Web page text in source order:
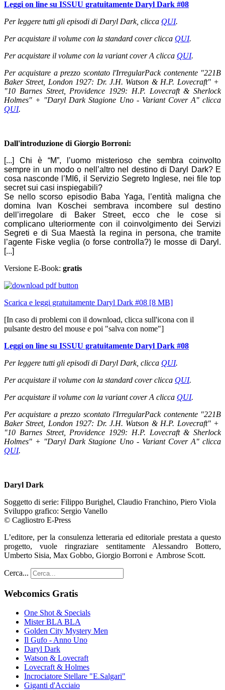
Leggi on line su ISSUU gratuitamente Daryl Dark #08
Per leggere tutti gli episodi di Daryl Dark, clicca QUI.
Per acquistare il volume con la standard cover clicca QUI.
Per acquistare il volume con la variant cover A clicca QUI.
Per acquistare a prezzo scontato l'IrregularPack contenente "221B
Baker Street, London 1927: Dr. J.H. Watson & H.P. Lovecraft" +
"10 Barnes Street, Providence 1929: H.P. Lovecraft & Sherlock
Holmes" + "Daryl Dark Stagione Uno - Variant Cover A" clicca
QUI.
Dall'introduzione di Giorgio Borroni:
[...] Chi è “M”, l’uomo misterioso che sembra coinvolto
sempre in un modo o nell’altro nel destino di Daryl Dark? E
cosa nasconde l’MI6, il Servizio Segreto Inglese, nei file top
secret sui casi inspiegabili?
Se nello scorso episodio Baba Yaga, l’entità maligna che
domina Ivan Koschei sembrava incombere sul destino
dell’irregolare di Baker Street, ecco che le cose si
complicano ulteriormente con il coinvolgimento dei Servizi
Segreti e di Sua Maestà la regina in persona, che tramite
l’agente Fiske veglia (o forse controlla?) le mosse di Daryl.
[...]
Versione E-Book: gratis
Scarica e leggi gratuitamente Daryl Dark #08 [8 MB]
[In caso di problemi con il download, clicca sull'icona con il
pulsante destro del mouse e poi "salva con nome"]
Leggi on line su ISSUU gratuitamente Daryl Dark #08
Per leggere tutti gli episodi di Daryl Dark, clicca QUI.
Per acquistare il volume con la standard cover clicca QUI.
Per acquistare il volume con la variant cover A clicca QUI.
Per acquistare a prezzo scontato l'IrregularPack contenente "221B
Baker Street, London 1927: Dr. J.H. Watson & H.P. Lovecraft" +
"10 Barnes Street, Providence 1929: H.P. Lovecraft & Sherlock
Holmes" + "Daryl Dark Stagione Uno - Variant Cover A" clicca
QUI.
Daryl Dark
Soggetto di serie: Filippo Burighel, Claudio Franchino, Piero Viola
Sviluppo grafico: Sergio Vanello
© Cagliostro E-Press
L’editore, per la consulenza letteraria ed editoriale prestata a questo
progetto, vuole ringraziare sentitamente Alessandro Bottero,
Umberto Sisia, Max Gobbo, Giorgio Borroni e Ambrose Scott.
Cerca...
Webcomics Gratis
One Shot & Specials
Mister BLA BLA
Golden City Mystery Men
Il Gufo - Anno Uno
Daryl Dark
Watson & Lovecraft
Lovecraft & Holmes
Incrociatore Stellare "E.Salgari"
Giganti d'Acciaio